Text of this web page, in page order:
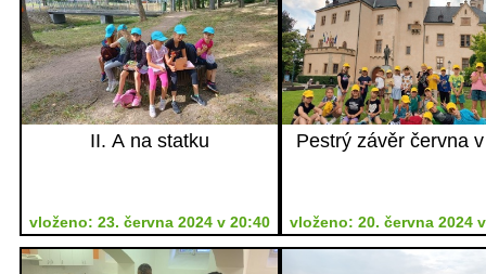
II. A na statku
vloženo: 23. června 2024 v 20:40
Pestrý závěr června
vloženo: 20. června 2024